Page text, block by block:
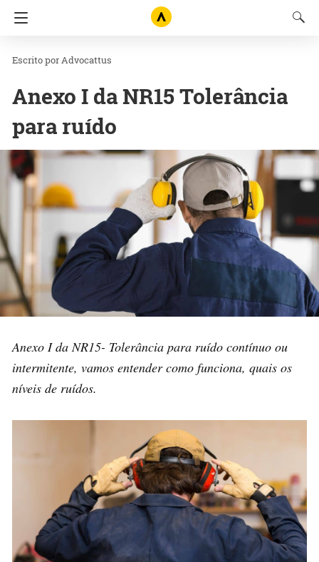
Advocattus
Anexo I da NR15 Tolerância
para ruído
Anexo I da NR15- Tolerância para ruído contínuo ou
intermitente, vamos entender como funciona, quais os
níveis de ruídos.